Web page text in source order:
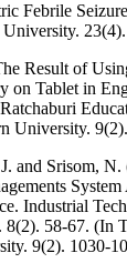
Febrile
Result of
on Tablet in
University.
and Srisom, N.
Industrial
58-67. (In
9(2). 1030-